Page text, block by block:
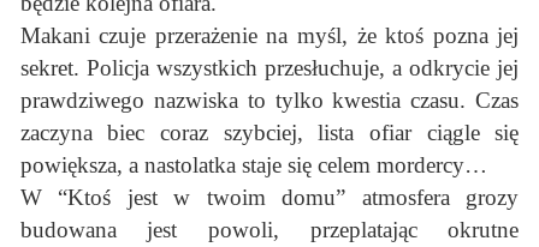
Makani czuje przerażenie na myśl, że ktoś pozna jej
sekret. Policja wszystkich przesłuchuje, a odkrycie jej
prawdziwego nazwiska to tylko kwestia czasu. Czas
zaczyna biec coraz szybciej, lista ofiar ciągle się
powiększa, a nastolatka staje się celem mordercy…
W “Ktoś jest w twoim domu” atmosfera grozy
budowana jest powoli, przeplatając okrutne